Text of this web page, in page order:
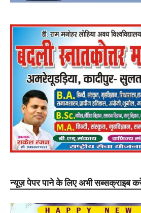
न्यूज़ पेपर पाने के लिए अभी सब्सक्राइब